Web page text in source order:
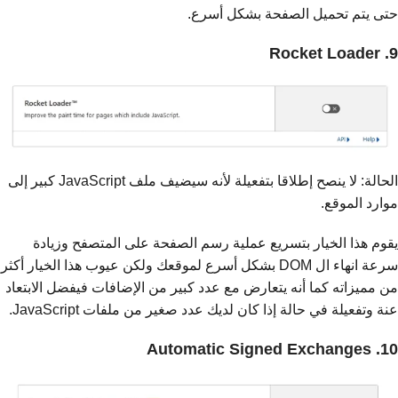
حتى يتم تحميل الصفحة بشكل أسرع.
9. Rocket Loader
الحالة: لا ينصح إطلاقا بتفعيلة لأنه سيضيف ملف JavaScript كبير إلى
موارد الموقع.
يقوم هذا الخيار بتسريع عملية رسم الصفحة على المتصفح وزيادة
سرعة انهاء ال DOM بشكل أسرع لموقعك ولكن عيوب هذا الخيار أكثر
من مميزاته كما أنه يتعارض مع عدد كبير من الإضافات فيفضل الابتعاد
عنة وتفعيلة في حالة إذا كان لديك عدد صغير من ملفات JavaScript.
10. Automatic Signed Exchanges